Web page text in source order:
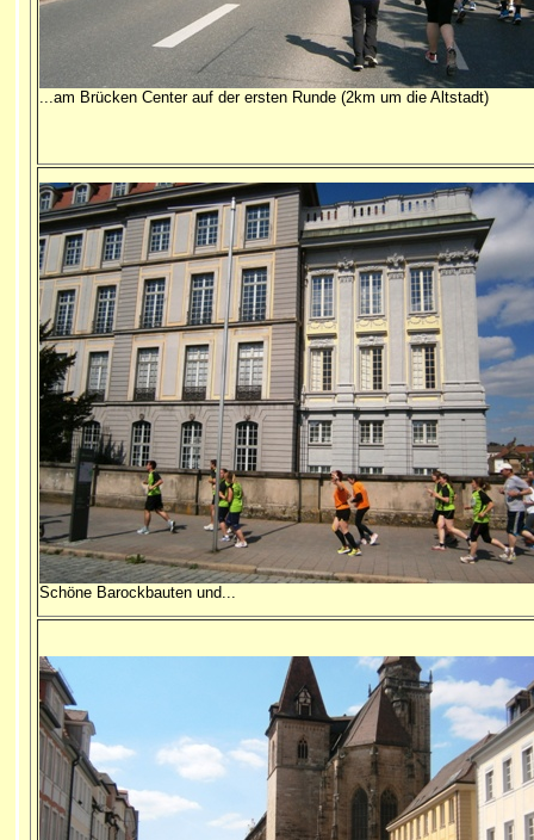
...am Brücken Center auf der ersten Runde (2km um die Altstadt)
Schöne Barockbauten und...